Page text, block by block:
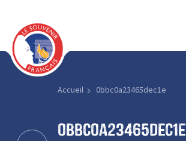
Accueil 0bbc0a23465dec1e
0bbc0a23465dec1e